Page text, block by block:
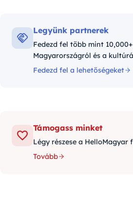
Legyünk partnerek
Fedezd fel több mint
Magyarországról és a
Fedezd fel a lehetőségeket
Támogass minket
Légy részese a HelloMagyar
Tovább